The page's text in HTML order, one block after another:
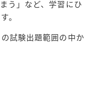
う」など、学習にひ
。
試験出題範囲の中か